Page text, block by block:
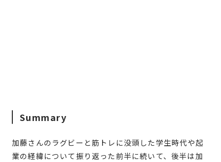
Summary
加藤さんのラグビーと筋トレに没頭した学生時代や起
業の経緯について振り返った前半に続いて、後半は加